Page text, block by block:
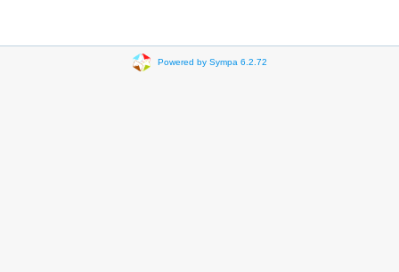
Powered by Sympa 6.2.72